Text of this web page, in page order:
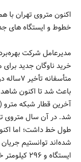
اکنون متروی تهران
خطوط و ایستگاه های
مدیرعامل شرکت
خرید ناوگان جدید
باعث شد تا اکنون
طول خط داشت؛ اما
ایستگاه و ۲۹۶ کیلومتر خط حفظ کنیم.